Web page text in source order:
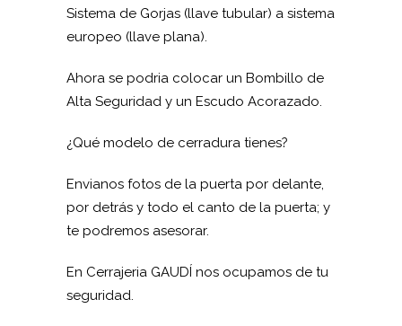
Sistema de Gorjas (llave tubular) a sistema
europeo (llave plana).
Ahora se podria colocar un Bombillo de
Alta Seguridad y un Escudo Acorazado.
¿Qué modelo de cerradura tienes?
Envianos fotos de la puerta por delante,
por detrás y todo el canto de la puerta; y
te podremos asesorar.
En Cerrajeria GAUDÍ nos ocupamos de tu
seguridad.